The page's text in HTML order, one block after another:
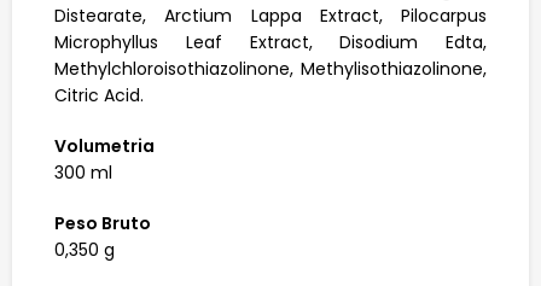
Distearate, Arctium Lappa Extract, Pilocarpus
Microphyllus Leaf Extract, Disodium Edta,
Methylchloroisothiazolinone, Methylisothiazolinone,
Citric Acid.
Volumetria
300 ml
Peso Bruto
0,350 g